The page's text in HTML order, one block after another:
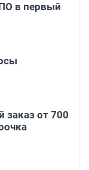
в первый
заказ от 700